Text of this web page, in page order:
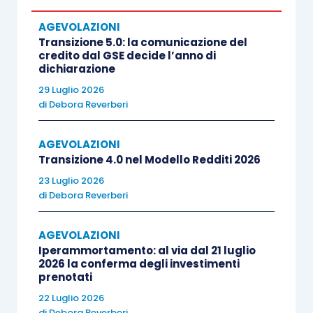
(riportatenell’allegato 1 M. 10.02.2022).
L’ammontare delle spese riconducibili alle
predette tecnologie deve, in particolare, risultare
preponderante rispetto al totale dei costi
ammissibili del programma
alladiversificazione della produzione
precedenzao alcambiamento fondamentale del
processo di produzionedi un’unità produttiva
esistente ovvero alla
unità produttiva;
c) essere realizzati presso un’unità produttiva
AGEVOLAZIONI
Transizione 5.0: la comunicazione del
credito dal GSE decide l’anno di
dichiarazione
29 Luglio 2026
di Debora Reverberi
AGEVOLAZIONI
Transizione 4.0 nel Modello Redditi 2026
23 Luglio 2026
di Debora Reverberi
AGEVOLAZIONI
Iperammortamento: al via dal 21 luglio
2026 la conferma degli investimenti
prenotati
22 Luglio 2026